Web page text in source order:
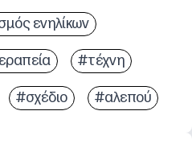
ενηλίκων
#τέχνη
#σχέδιο #αλεπού